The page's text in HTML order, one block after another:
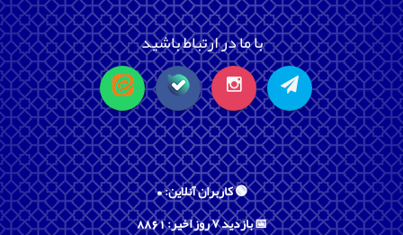
با ما در ارتباط باشید
🟢 کاربران آنلاین: 0
📅 بازدید ۷ روز اخیر: 8861